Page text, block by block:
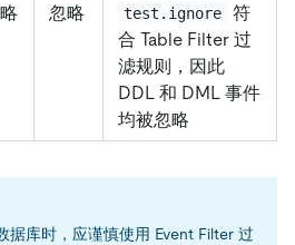
忽略 test.ignore
符
合 Table Filter 过
滤规则，因此
DDL 和 DML 事件
均被忽略
据库时，应谨慎使用 Event Filter 过